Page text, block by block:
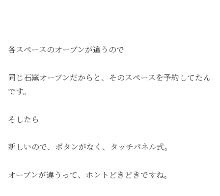
各スペースのオーブンが違うので
同じ石窯オーブンだからと、そのスペースを予約してたん
です。
そしたら
新しいので、ボタンがなく、タッチパネル式。
オーブンが違うって、ホントどきどきですね。